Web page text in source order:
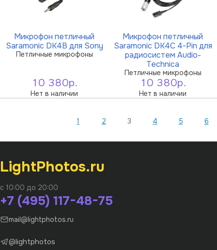
Микрофон петличный
Saramonic DK4B для Sony
Петличные микрофоны
10 380р.
Нет в наличии
Микрофон петличный
Saramonic DK4C 4-Pin для
радиосистем Audio-
Technica
Петличные микрофоны
10 380р.
Нет в наличии
1 2 3 4 5 6
LightPhotos.ru
с 10:00 до 20:00
+7 (495) 117-48-75
mail@lightphotos.ru
@lightphotos